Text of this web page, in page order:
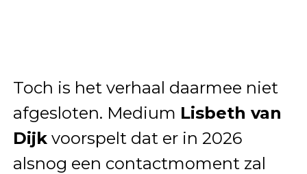
Toch is het verhaal daarmee niet
afgesloten. Medium Lisbeth van
Dijkvoorspelt dat er in 2026
alsnog een contactmoment zal